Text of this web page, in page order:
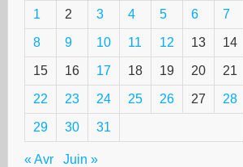
1 2 3 4 5 6 7
8 9 10 11 12 13 14
15 16 17 18 19 20 21
22 23 24 25 26 27 28
29 30 31
« Avr Juin »